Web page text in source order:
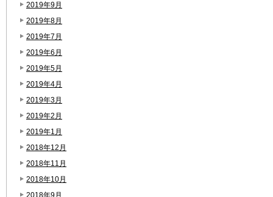
2019年9月
2019年8月
2019年7月
2019年6月
2019年5月
2019年4月
2019年3月
2019年2月
2019年1月
2018年12月
2018年11月
2018年10月
2018年9月